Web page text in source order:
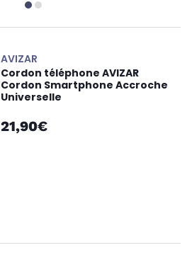
AVIZAR
Cordon téléphone AVIZAR
Cordon Smartphone Accroche
Universelle
21,90€